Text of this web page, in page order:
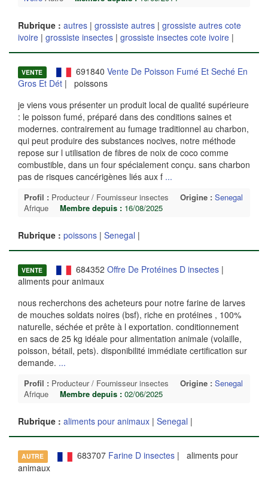
Rubrique : autres | grossiste autres | grossiste autres cote
ivoire | grossiste insectes | grossiste insectes cote ivoire |
VENTE 691840 Vente De Poisson Fumé Et Seché En
Gros Et Dét | poissons
je viens vous présenter un produit local de qualité supérieure
: le poisson fumé, préparé dans des conditions saines et
modernes. contrairement au fumage traditionnel au charbon,
qui peut produire des substances nocives, notre méthode
repose sur l utilisation de fibres de noix de coco comme
combustible, dans un four spécialement conçu. sans charbon
pas de risques cancérigènes liés aux f ...
Profil : Producteur / Fournisseur insectes Origine : Senegal
Afrique
Membre depuis : 16/08/2025
Rubrique : poissons | Senegal |
VENTE 684352 Offre De Protéines D insectes|
aliments pour animaux
nous recherchons des acheteurs pour notre farine de larves
de mouches soldats noires (bsf), riche en protéines , 100%
naturelle, séchée et prête à l exportation. conditionnement
en sacs de 25 kg idéale pour alimentation animale (volaille,
poisson, bétail, pets). disponibilité immédiate certification sur
demande. ...
Profil : Producteur / Fournisseur insectes Origine : Senegal
Afrique
Membre depuis : 02/06/2025
Rubrique : aliments pour animaux | Senegal |
AUTRE 683707 Farine D insectes| aliments pour
animaux